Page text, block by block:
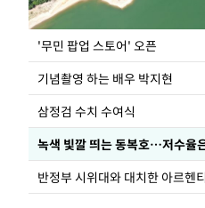
'무민 팝업 스토어' 오픈
기념촬영 하는 배우 박지현
삼정검 수치 수여식
녹색 빛깔 띄는 동복호…저수율
반정부 시위대와 대치한 아르헨